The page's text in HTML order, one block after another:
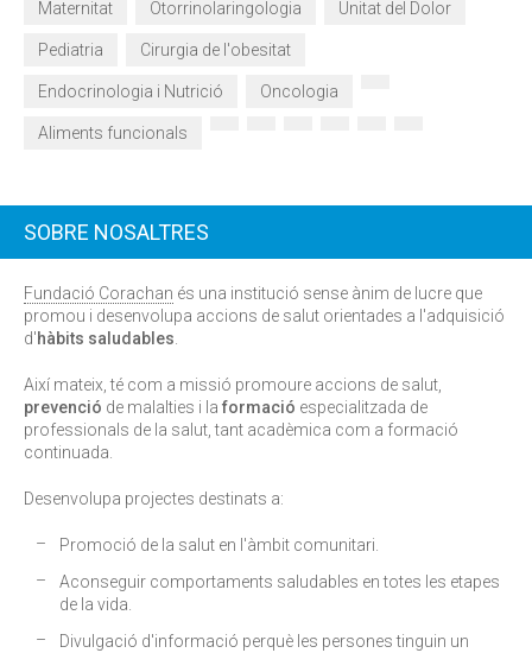
Maternitat Otorrinolaringologia Unitat del Dolor
Pediatria Cirurgia de l'obesitat
Endocrinologia i Nutrició Oncologia
Aliments funcionals
SOBRE NOSALTRES
Fundació Corachan és una institució sense ànim de lucre que
promou i desenvolupa accions de salut orientades a l'adquisició
d'hàbits saludables.
Així mateix, té com a missió promoure accions de salut,
prevenció de malalties i la formació especialitzada de
professionals de la salut, tant acadèmica com a formació
continuada.
Desenvolupa projectes destinats a:
Promoció de la salut en l'àmbit comunitari.
Aconseguir comportaments saludables en totes les etapes
de la vida.
Divulgació d'informació perquè les persones tinguin un